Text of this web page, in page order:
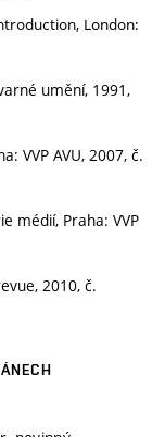
London:
umění, 1991,
VVP AVU, 2007, č.
médií, Praha: VVP
2010, č.